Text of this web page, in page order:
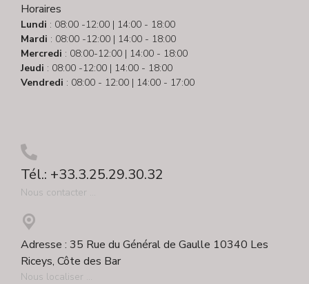
Horaires
Lundi : 08:00 -12:00 | 14:00 - 18:00
Mardi : 08:00 -12:00 | 14:00 - 18:00
Mercredi : 08:00-12:00 | 14:00 - 18:00
Jeudi : 08:00 -12:00 | 14:00 - 18:00
Vendredi : 08:00 - 12:00 | 14:00 - 17:00
Tél.: +33.3.25.29.30.32
Nous contacter ...
Adresse : 35 Rue du Général de Gaulle 10340 Les
Riceys, Côte des Bar
Nous localiser ...